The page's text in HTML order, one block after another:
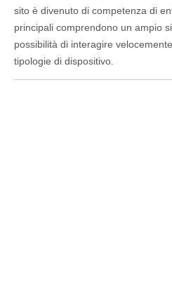
sito è divenuto di competenza di
principali comprendono un ampio
possibilità di interagire
tipologie di dispositivo.